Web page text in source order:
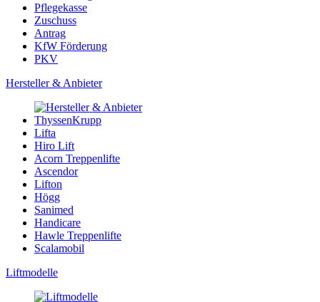
Pflegekasse
Zuschuss
Antrag
KfW Förderung
PKV
Hersteller & Anbieter
ThyssenKrupp
Lifta
Hiro Lift
Acorn Treppenlifte
Ascendor
Lifton
Högg
Sanimed
Handicare
Hawle Treppenlifte
Scalamobil
Liftmodelle